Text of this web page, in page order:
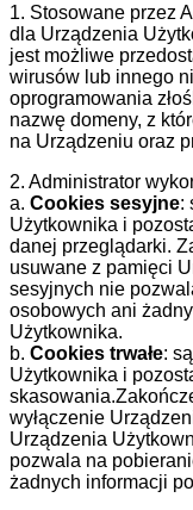
1. Stosowane przez
dla Urządzenia
jest możliwe
wirusów lub innego
oprogramowania
nazwę domeny, z
na Urządzeniu oraz
2. Administrator
a. Cookies sesyjne:
Użytkownika i
danej przeglądarki.
usuwane z pamięci
sesyjnych nie
osobowych ani
Użytkownika.
b. Cookies trwałe:
Użytkownika i
wyłączenie
Urządzenia
pozwala na
żadnych informacji